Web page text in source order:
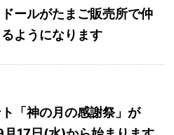
ドールがたまご販売所で仲
ようになります
「神の月の感謝祭」が